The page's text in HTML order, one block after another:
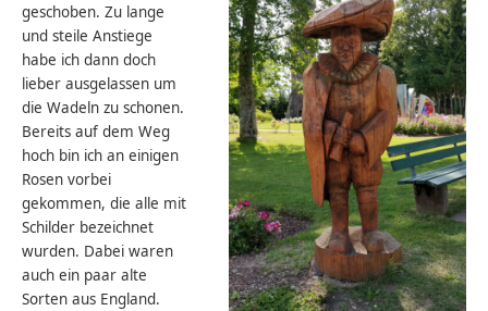
geschoben. Zu lange
und steile Anstiege
habe ich dann doch
lieber ausgelassen um
die Wadeln zu schonen.
Bereits auf dem Weg
hoch bin ich an einigen
Rosen vorbei
gekommen, die alle mit
Schilder bezeichnet
wurden. Dabei waren
auch ein paar alte
Sorten aus England.